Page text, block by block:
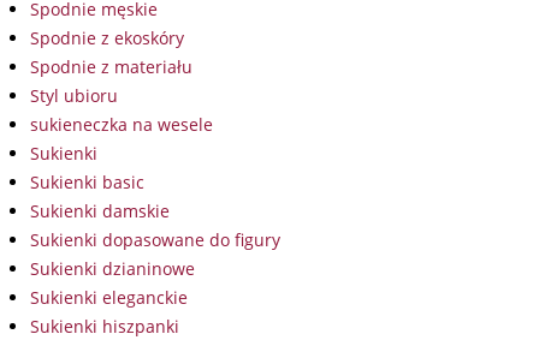
Spodnie męskie
Spodnie z ekoskóry
Spodnie z materiału
Styl ubioru
sukieneczka na wesele
Sukienki
Sukienki basic
Sukienki damskie
Sukienki dopasowane do figury
Sukienki dzianinowe
Sukienki eleganckie
Sukienki hiszpanki